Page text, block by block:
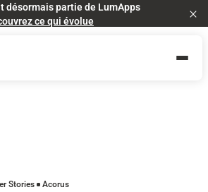
désormais partie de LumApps
ce qui évolue
Stories Acorus